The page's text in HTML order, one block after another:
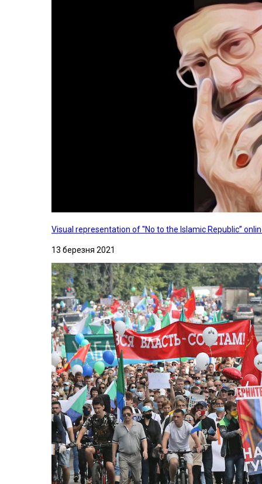
Visual representation of "No to the Islamic Republic”
13 березня 2021